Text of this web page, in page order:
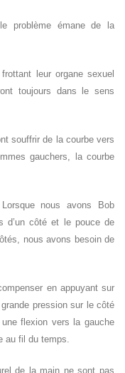
problème émane de la
leur organe sexuel
toujours dans le sens
souffrir de la courbe vers
gauchers, la courbe
nous avons Bob
d’un côté et le pouce de
nous avons besoin de
en appuyant sur
pression sur le côté
flexion vers la gauche
au fil du temps.
de la main ne sont pas